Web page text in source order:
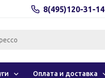
8(495)120-31-14
Оплата и доставка